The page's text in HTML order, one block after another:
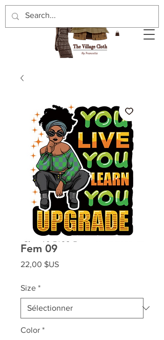
Fem 09
22,00 $USPrix
Size *
Color *